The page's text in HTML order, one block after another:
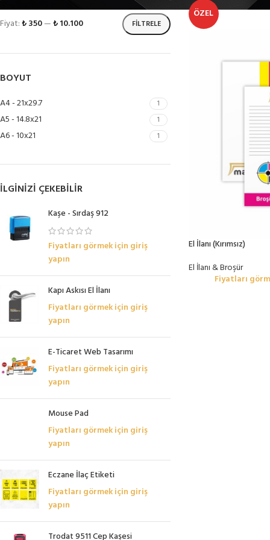
FILTRELE
Fiyat:₺ 350—₺ 10.100
BOYUT
A4 - 21x29.7 1
A5 - 14.8x21 1
A6 - 10x21 1
İLGINIZI ÇEKEBILIR
Kaşe - Sırdaş 912
Fiyatları görmek için giriş
yapın
Kapı Askısı El İlanı
Fiyatları görmek için giriş
yapın
E-Ticaret Web Tasarımı
Fiyatları görmek için giriş
yapın
Mouse Pad
Fiyatları görmek için giriş
yapın
Eczane İlaç Etiketi
Fiyatları görmek için giriş
yapın
Trodat 9511 Cep Kaşesi
ÖZEL
El İlanı (Kırımsız)
El İlanı & Broşür
Fiyatları